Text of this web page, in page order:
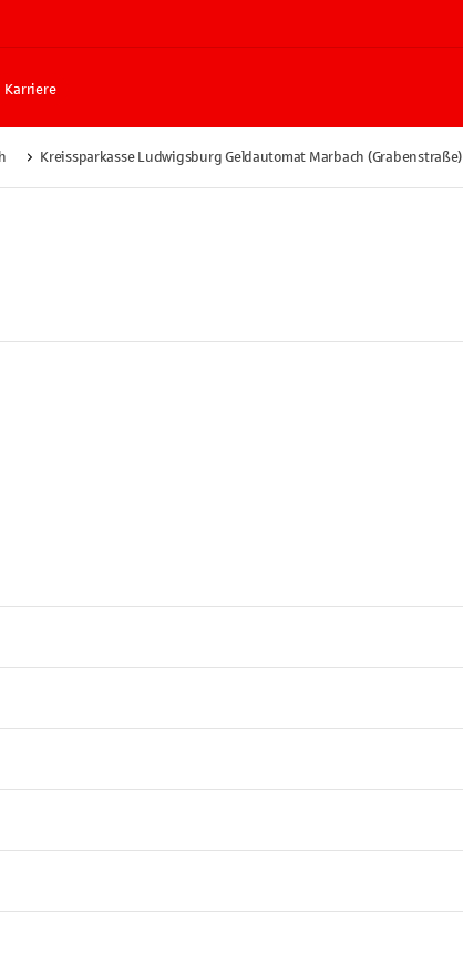
Karriere
Kreissparkasse Ludwigsburg Geldautomat Marbach (Grabenstraße)